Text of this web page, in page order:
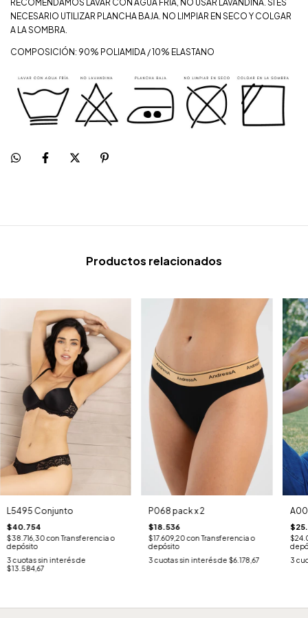
RECOMENDAMOS LAVAR CON AGUA FRÍA, NO USAR LAVANDINA. SI ES
NECESARIO UTILIZAR PLANCHA BAJA. NO LIMPIAR EN SECO Y COLGAR
A LA SOMBRA.
COMPOSICIÓN: 90% POLIAMIDA / 10% ELASTANO
Productos relacionados
L5495 Conjunto
$40.754
$38.716,30con Transferencia o
depósito
3 cuotas sin interés de
$13.584,67
P068 pack x 2
$18.536
$17.609,20con Transferencia o
depósito
3 cuotas sin interés de $6.178,67
3